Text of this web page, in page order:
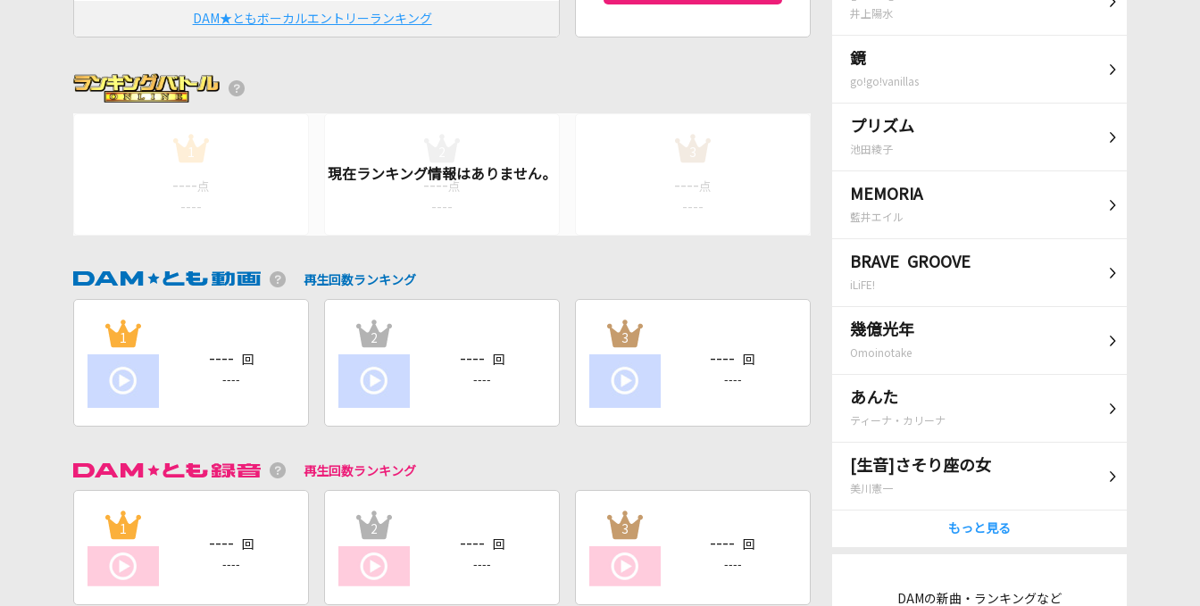
井上陽水
鏡
go!go!vanillas
プリズム
池田綾子
MEMORIA
藍井エイル
BRAVE GROOVE
iLiFE!
幾億光年
Omoinotake
あんた
ティーナ・カリーナ
[生音]さそり座の女
美川憲一
もっと見る
DAMの新曲・ランキングなど
DAM★ともボーカルエントリーランキング
1
---- 点
----
---- 点
----
3
---- 点
----
再生回数ランキング
1
---- 回
----
2
---- 回
----
3
---- 回
----
再生回数ランキング
1
---- 回
----
2
---- 回
----
3
---- 回
----